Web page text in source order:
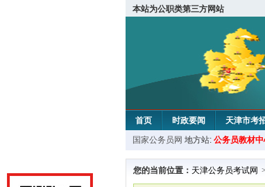
本站为公职类第三方网站
首页 时政要闻 天津市考
教材中心
国家公务员网 地方站: 公务员教材
您的当前位置： 天津公务员考试网 >